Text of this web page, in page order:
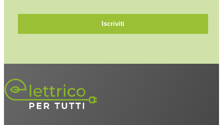
Iscriviti